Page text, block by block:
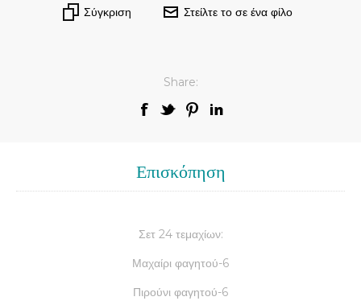
Σύγκριση Στείλτε το σε ένα φίλο
Share:
Επισκόπηση
Σετ 24 τεμαχίων:
Μαχαίρι φαγητού-6
Πιρούνι φαγητού-6